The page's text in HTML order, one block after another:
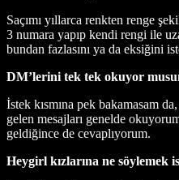
Saçımı yıllarca renkten renge
3 numara yapıp kendi rengi ile
bundan fazlasını ya da eksiğini
DM’lerini tek tek okuyor
İstek kısmına pek bakamasam
gelen mesajları genelde
geldiğince de cevaplıyorum.
Heygirl kızlarına ne söylemek